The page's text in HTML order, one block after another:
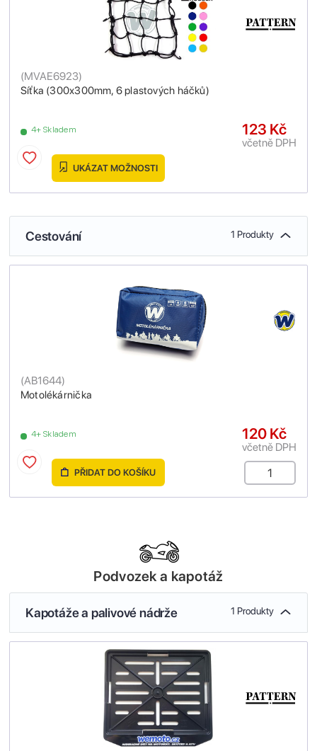
Síťka (300x300mm, 6 plastových háčků)
(MVAE6923)
4+ Skladem 123 Kč
včetně DPH
UKÁZAT MOŽNOSTI
Cestování 1 Produkty
Motolékárnička
(AB1644)
4+ Skladem 120 Kč
včetně DPH
PŘIDAT DO KOŠÍKU
Podvozek a kapotáž
Kapotáže a palivové nádrže 1 Produkty